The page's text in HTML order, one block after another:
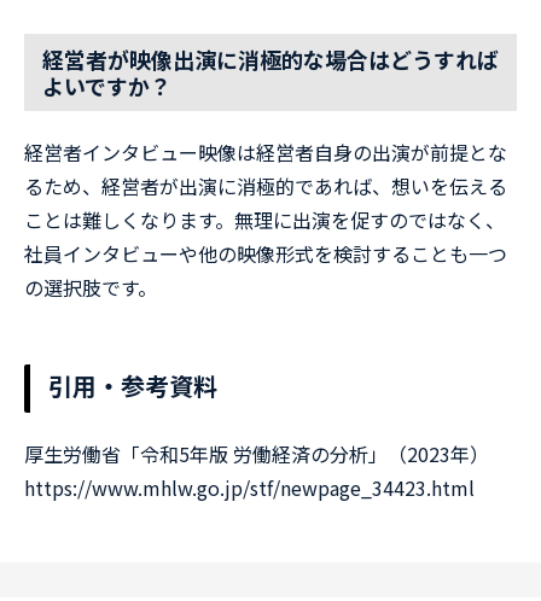
経営者が映像出演に消極的な場合はどうすれば
よいですか？
経営者インタビュー映像は経営者自身の出演が前提とな
るため、経営者が出演に消極的であれば、想いを伝える
ことは難しくなります。無理に出演を促すのではなく、
社員インタビューや他の映像形式を検討することも一つ
の選択肢です。
引用・参考資料
厚生労働省「令和5年版 労働経済の分析」（2023年）
https://www.mhlw.go.jp/stf/newpage_34423.html